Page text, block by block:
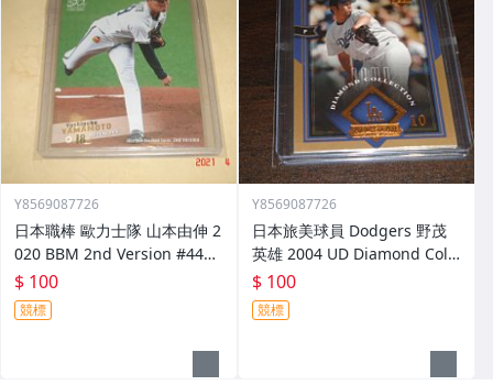
Y8569087726
日本職棒 歐力士隊 山本由伸 2
020 BBM 2nd Version #448
球員卡
$ 100
競標
Y8569087726
日本旅美球員 Dodgers 野茂
英雄 2004 UD Diamond Colle
ction #43 球員卡
$ 100
競標